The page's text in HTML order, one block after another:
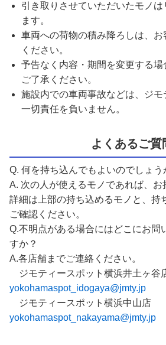
引き取りさせていただいたモノは
ます。
車両への荷物の積み降ろしは、お
ください。
予告なく内容・期間を変更する場
ご了承ください。
施設内での車両事故などは、ジ
一切責任を負いません。
よくあるご質
Q. 何を持ち込んでもよいのでしょう
A. 次の人が使えるモノであれば、お
詳細は上部の持ち込めるモノと、持
ご確認ください。
Q.不明点がある場合にはどこにお問
すか？
A.各店舗までご連絡ください。
ジモティースポット横浜井土ヶ谷
yokohamaspot_idogaya@jmty.jp
ジモティースポット横浜中山店
yokohamaspot_nakayama@jmty.jp